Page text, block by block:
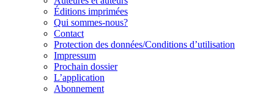
Éditions imprimées
Qui sommes-nous?
Contact
Protection des données/Conditions d’utilisation
Impressum
Prochain dossier
L’application
Abonnement